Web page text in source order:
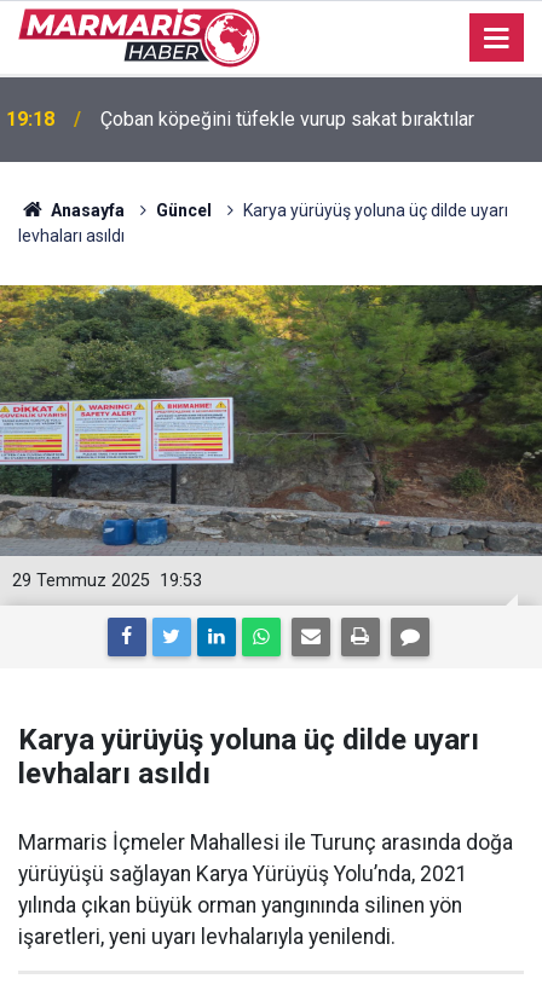
19:18 Çoban köpeğini tüfekle vurup sakat bıraktılar
Anasayfa Güncel
Karya yürüyüş yoluna üç dilde uyarı
levhaları asıldı
19:53
29 Temmuz 2025
Karya yürüyüş yoluna üç dilde uyarı
levhaları asıldı
Marmaris İçmeler Mahallesi ile Turunç arasında doğa
yürüyüşü sağlayan Karya Yürüyüş Yolu’nda, 2021
yılında çıkan büyük orman yangınında silinen yön
işaretleri, yeni uyarı levhalarıyla yenilendi.